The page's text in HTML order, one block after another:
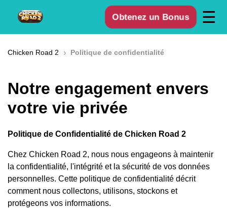
☰
Obtenez un Bonus
Chicken Road 2 › Politique de confidentialité
Notre engagement envers
votre vie privée
Politique de Confidentialité de Chicken Road 2
Chez Chicken Road 2, nous nous engageons à maintenir
la confidentialité, l'intégrité et la sécurité de vos données
personnelles. Cette politique de confidentialité décrit
comment nous collectons, utilisons, stockons et
protégeons vos informations.